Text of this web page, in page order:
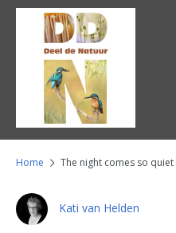
Home The night comes so
Kati van Helden